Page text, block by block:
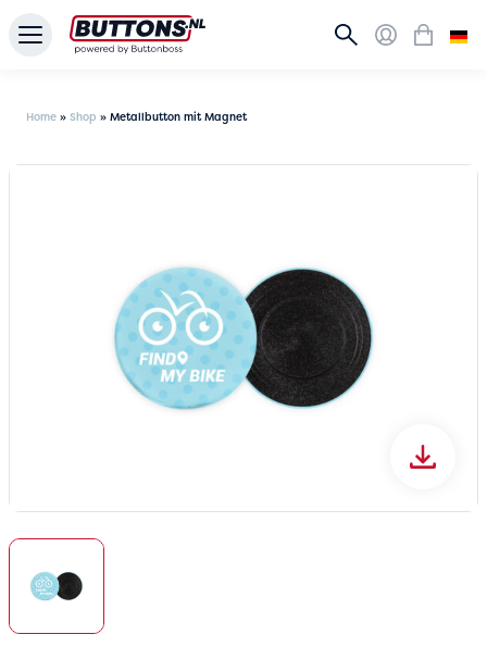
Home » Shop » Metallbutton mit Magnet